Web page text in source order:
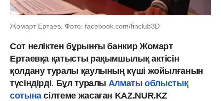
Жомарт Ертаев. Фото: facebook.com/finclub3D
Сот неліктен бұрынғы банкир Жомарт
Ертаевқа қатысты рақымшылық актісін
қолдану туралы қаулының күші жойылғанын
түсіндірді. Бұл туралы Алматы облыстық
сотынасілтеме жасаған KAZ.NUR.KZ